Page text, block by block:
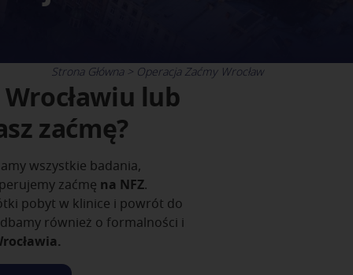
Strona Główna Operacja Zaćmy Wrocław
lub
zaćmę?
wszystkie badania,
zaćmę na NFZ.
pobyt w klinice i powrót do
również o formalności i